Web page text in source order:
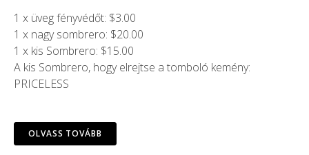
1 x üveg fényvédőt: $3.00
1 x nagy sombrero: $20.00
1 x kis Sombrero: $15.00
A kis Sombrero, hogy elrejtse a tomboló kemény:
PRICELESS
OLVASS TOVÁBB